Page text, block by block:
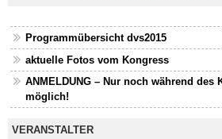
Programmübersicht dvs2015
aktuelle Fotos vom Kongress
ANMELDUNG – Nur noch während des
möglich!
VERANSTALTER